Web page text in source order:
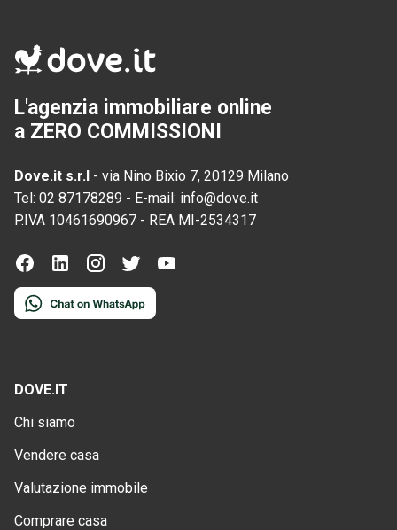
L'agenzia immobiliare online
a ZERO COMMISSIONI
Dove.it s.r.l - via Nino Bixio 7, 20129 Milano
Tel: 02 87178289 - E-mail: info@dove.it
P.IVA 10461690967 - REA MI-2534317
DOVE.IT
Chi siamo
Vendere casa
Valutazione immobile
Comprare casa